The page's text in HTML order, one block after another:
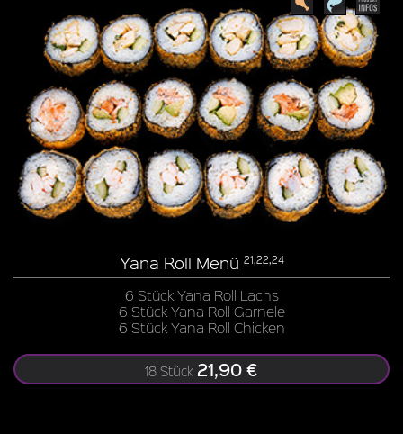
Yana Roll Menü 21,22,24
6 Stück Yana Roll Lachs
6 Stück Yana Roll Garnele
6 Stück Yana Roll Chicken
18 Stück 21,90 €